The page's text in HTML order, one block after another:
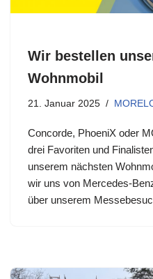
Wir bestellen
Wohnmobil
21. Januar 2025
Concorde, PhoeniX oder
drei Favoriten und
unserem nächsten
wir uns von Mercedes-
über unserem